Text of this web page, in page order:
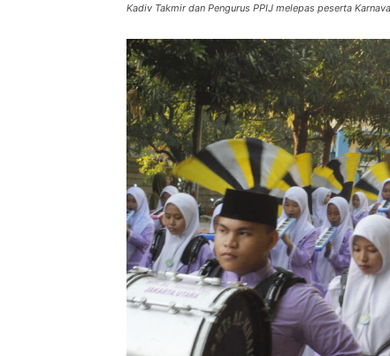
Kadiv Takmir dan Pengurus PPIJ melepas peserta